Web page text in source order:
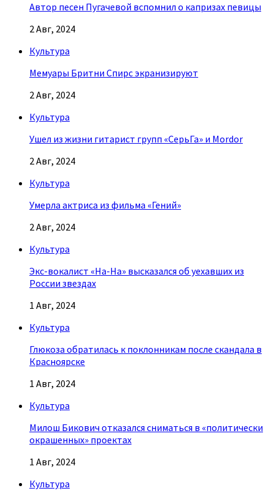
Автор песен Пугачевой вспомнил о капризах певицы
2 Авг, 2024
Культура
Мемуары Бритни Спирс экранизируют
2 Авг, 2024
Культура
Ушел из жизни гитарист групп «СерьГа» и Mordor
2 Авг, 2024
Культура
Умерла актриса из фильма «Гений»
2 Авг, 2024
Культура
Экс-вокалист «На-На» высказался об уехавших из
России звездах
1 Авг, 2024
Культура
Глюкоза обратилась к поклонникам после скандала в
Красноярске
1 Авг, 2024
Культура
Милош Бикович отказался сниматься в «политически
окрашенных» проектах
1 Авг, 2024
Культура